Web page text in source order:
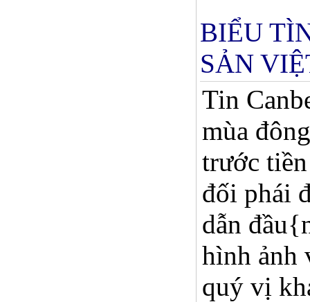
BIỂU
SẢN
Tin
mùa
trước
đối phái
dẫn
hình ảnh
quý vị